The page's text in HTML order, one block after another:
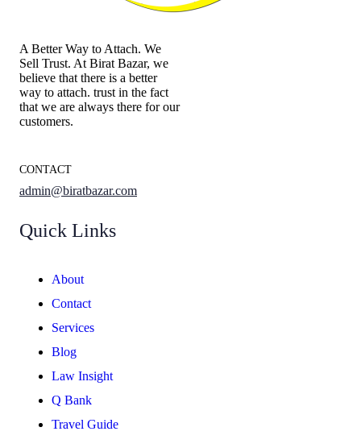
A Better Way to Attach. We
Sell Trust. At Birat Bazar, we
believe that there is a better
way to attach. trust in the fact
that we are always there for our
customers.
CONTACT
admin@biratbazar.com
Quick Links
About
Contact
Services
Blog
Law Insight
Q Bank
Travel Guide